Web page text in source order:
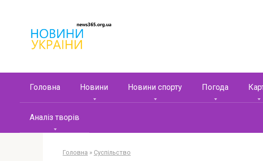
контенту
Головна Новини Новини спорту Погода
Аналіз творів
Головна » Суспільство